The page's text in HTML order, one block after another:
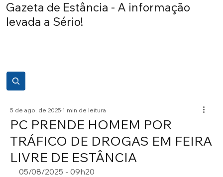
Gazeta de Estância - A informação
levada a Sério!
PC PRENDE HOMEM POR
TRÁFICO DE DROGAS EM FEIRA
LIVRE DE ESTÂNCIA
5 de ago. de 2025 1 min de leitura
05/08/2025 - 09h20